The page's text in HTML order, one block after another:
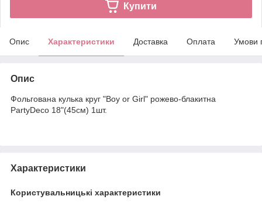
Купити
Опис Характеристики Доставка Оплата Умови
Опис
Фольгована кулька круг "Boy or Girl" рожево-блакитна
PartyDeco 18"(45см) 1шт.
Характеристики
Користувальницькі характеристики